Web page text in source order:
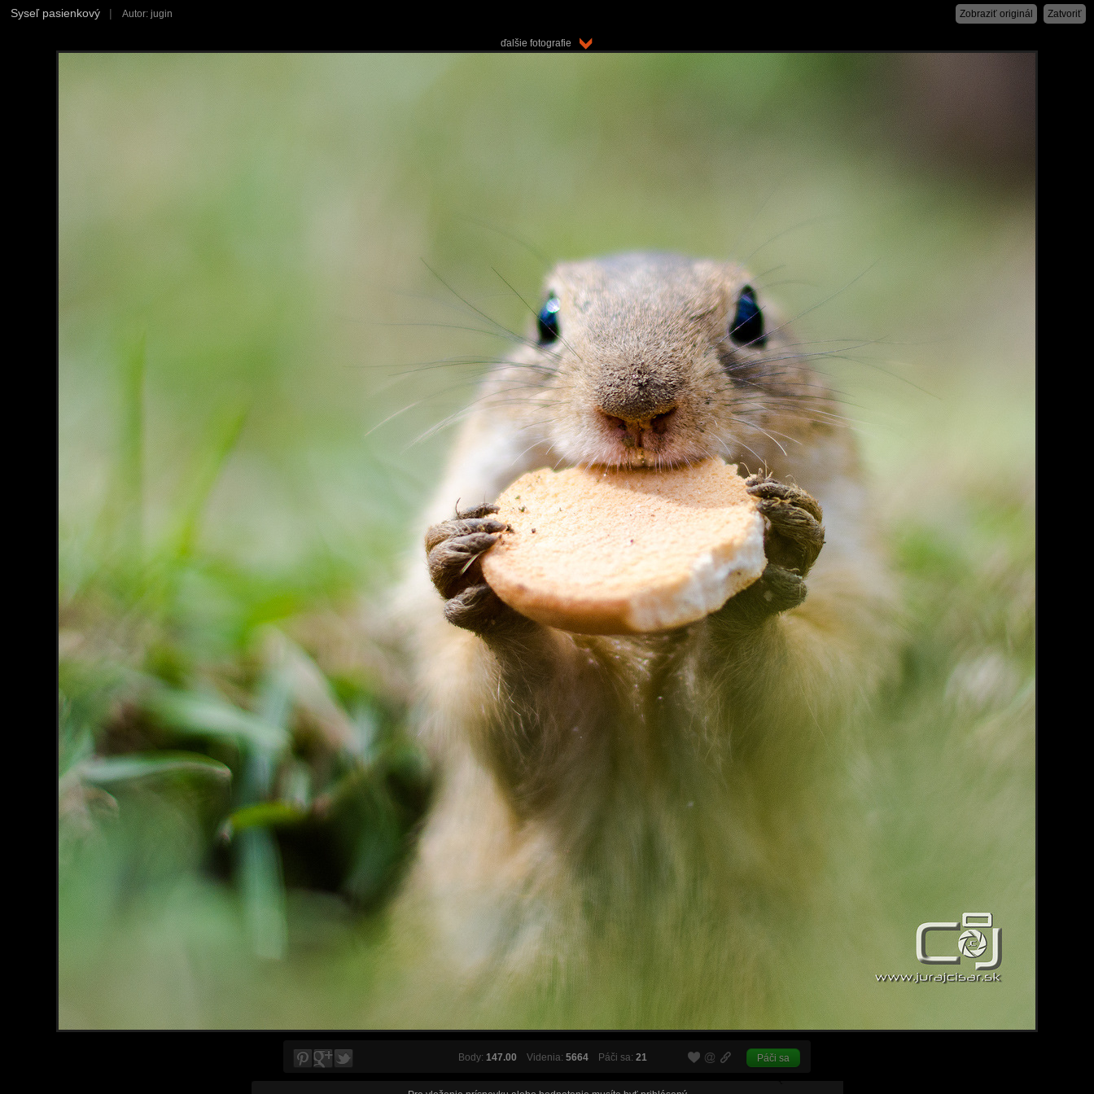
Syseľ pasienkový | Autor: jugin Zatvoriť
Zobraziť originál
ďalšie fotografie
Body: 147.00 Videnia: 5664 Páči sa: 21 Páči sa